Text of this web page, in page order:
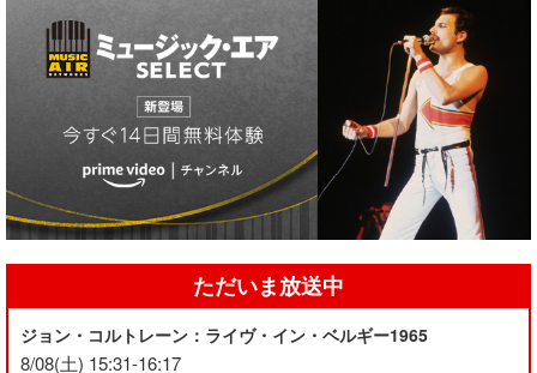
ただいま放送中
ジョン・コルトレーン：ライヴ・イン・ベルギー1965
8/08(土) 15:31-16:17